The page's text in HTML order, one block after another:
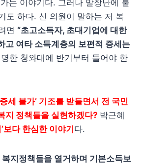
는 이야기다. 그러나 말장난에 불
도 하다. 신 의원이 말하는 저 복
면 “초고소득자, 초대기업에 대한
고 여타 소득계층의 보편적 증세는
한 청와대에 반기부터 들어야 한
증세 불가’ 기조를 받들면서 전 국민
지 정책들을 실현하겠다? 박근혜
보다 한심한 이야기다.
지정책들을 열거하며 기본소득보